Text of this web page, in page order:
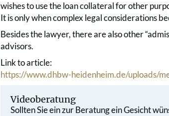
wishes to use the loan collateral for other
It is only when complex legal considerations
Besides the lawyer, there are also other
advisors.
Link to article:
https://www.dhbw-heidenheim.de/uploads/
Videoberatung
Sollten Sie ein zur Beratung ein Gesicht